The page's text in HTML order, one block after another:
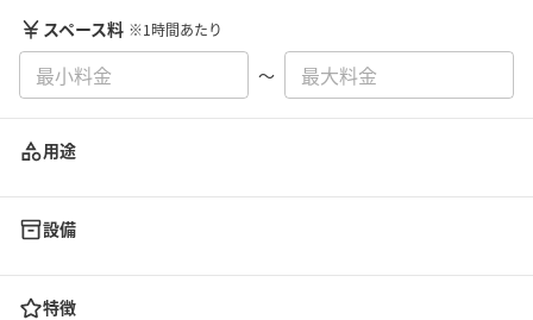
スペース料 ※1時間あたり
〜
用途
設備
特徴